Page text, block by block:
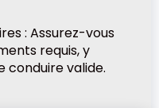
: Assurez-vous
requis, y
conduire valide.